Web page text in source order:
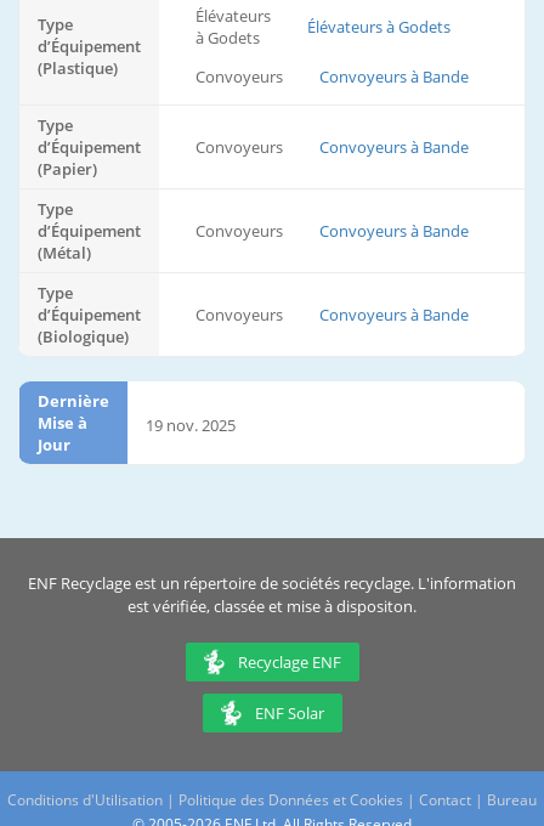
Type
d’Équipement
(Plastique)
Élévateurs
à Godets
Élévateurs à Godets
Convoyeurs Convoyeurs à Bande
Type
d’Équipement
(Papier)
Convoyeurs Convoyeurs à Bande
Type
d’Équipement
(Métal)
Convoyeurs Convoyeurs à Bande
Type
d’Équipement
(Biologique)
Convoyeurs Convoyeurs à Bande
Dernière
Mise à
Jour
19 nov. 2025
ENF Recyclage est un répertoire de sociétés recyclage. L'information
est vérifiée, classée et mise à dispositon.
Recyclage ENF
ENF Solar
Conditions d'Utilisation | Politique des Données et Cookies | Contact | Bureau